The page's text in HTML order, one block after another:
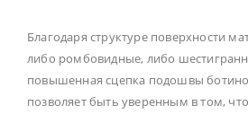
Благодаря структуре поверхности
либо ромбовидные, либо
повышенная сцепка подошвы
позволяет быть уверенным в том,